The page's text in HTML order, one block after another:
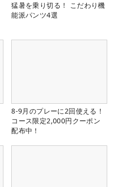
猛暑を乗り切る！ こだわり機
能派パンツ4選
8-9月のプレーに2回使える！
コース限定2,000円クーポン
配布中！